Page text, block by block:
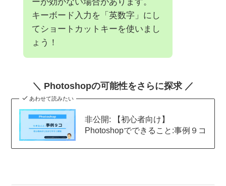
キーボード入力を「英数字」にし
てショートカットキーを使いまし
ょう！
＼ Photoshopの可能性をさらに探求 ／
あわせて読みたい
非公開: 【初心者向け】
Photoshopでできること:事例９コ